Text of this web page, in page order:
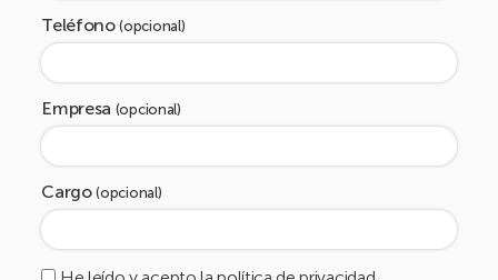
Teléfono(opcional)
Empresa (opcional)
Cargo(opcional)